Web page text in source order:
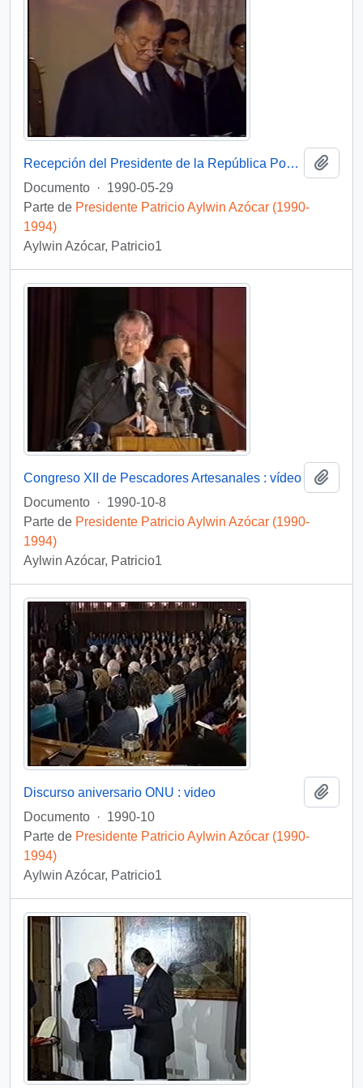
Recepción del Presidente de la República Popular China : video
Documento · 1990-05-29
Parte de Presidente Patricio Aylwin Azócar (1990-
1994)
Aylwin Azócar, Patricio1
Congreso XII de Pescadores Artesanales : vídeo
Documento · 1990-10-8
Parte de Presidente Patricio Aylwin Azócar (1990-
1994)
Aylwin Azócar, Patricio1
Discurso aniversario ONU : video
Documento · 1990-10
Parte de Presidente Patricio Aylwin Azócar (1990-
1994)
Aylwin Azócar, Patricio1